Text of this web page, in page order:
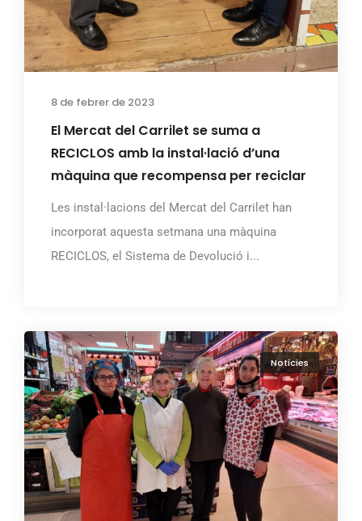
8 de febrer de 2023
El Mercat del Carrilet se suma a
RECICLOS amb la instal·lació d’una
màquina que recompensa per reciclar
Les instal·lacions del Mercat del Carrilet han
incorporat aquesta setmana una màquina
RECICLOS, el Sistema de Devolució i...
Notícies